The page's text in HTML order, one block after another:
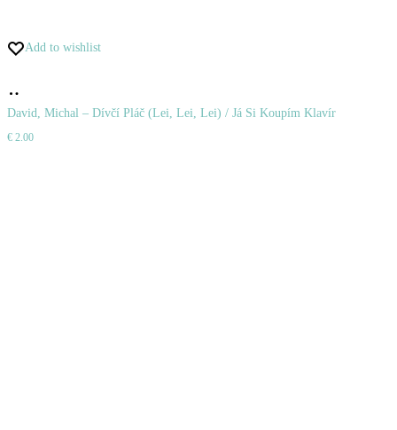
Add to wishlist
do
košíka
David, Michal – Dívčí Pláč (Lei, Lei, Lei) / Já Si Koupím Klavír
€ 2.00